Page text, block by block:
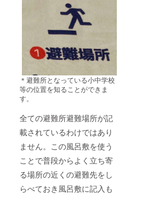
＊避難所となっている小中学校
等の位置を知ることができま
す。
全ての避難所避難場所が記
載されているわけではあり
ません。この風呂敷を使う
ことで普段からよく立ち寄
る場所の近くの避難先をし
らべておき風呂敷に記入も